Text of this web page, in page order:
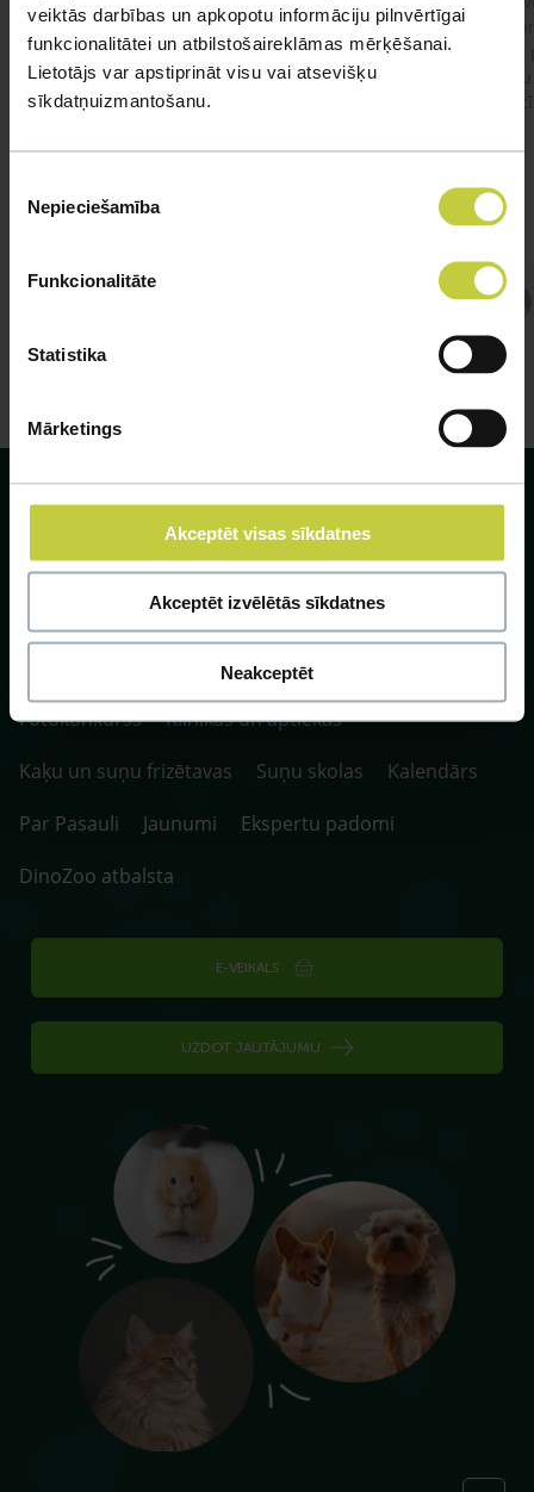
veiktās darbības un apkopotu informāciju pilnvērtīgai
funkcionalitātei un atbilstošaireklāmas mērķēšanai.
Lietotājs var apstiprināt visu vai atsevišķu
sīkdatņuizmantošanu.
izvēle
Nepieciešamība
Funkcionalitāte
Statistika
Mārketings
Akceptēt visas sīkdatnes
Akceptēt izvēlētās sīkdatnes
Neakceptēt
#kakis #apedis #plevi
SIA ZOO Centrs, LV40003622166,
Vienības gatve 109, Rīga, Latvija, LV-1058.
P. 10:00-20:00 / S.SV. 10:00-16:00
Fotokonkurss
Klīnikas un aptiekas
Kaķu un suņu frizētavas
Suņu skolas
Kalendārs
Par Pasauli
Jaunumi
Ekspertu padomi
DinoZoo atbalsta
E-VEIKALS
UZDOT JAUTĀJUMU